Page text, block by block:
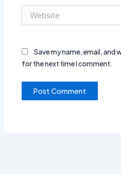
Save my name, email, and
for the next time I comment.